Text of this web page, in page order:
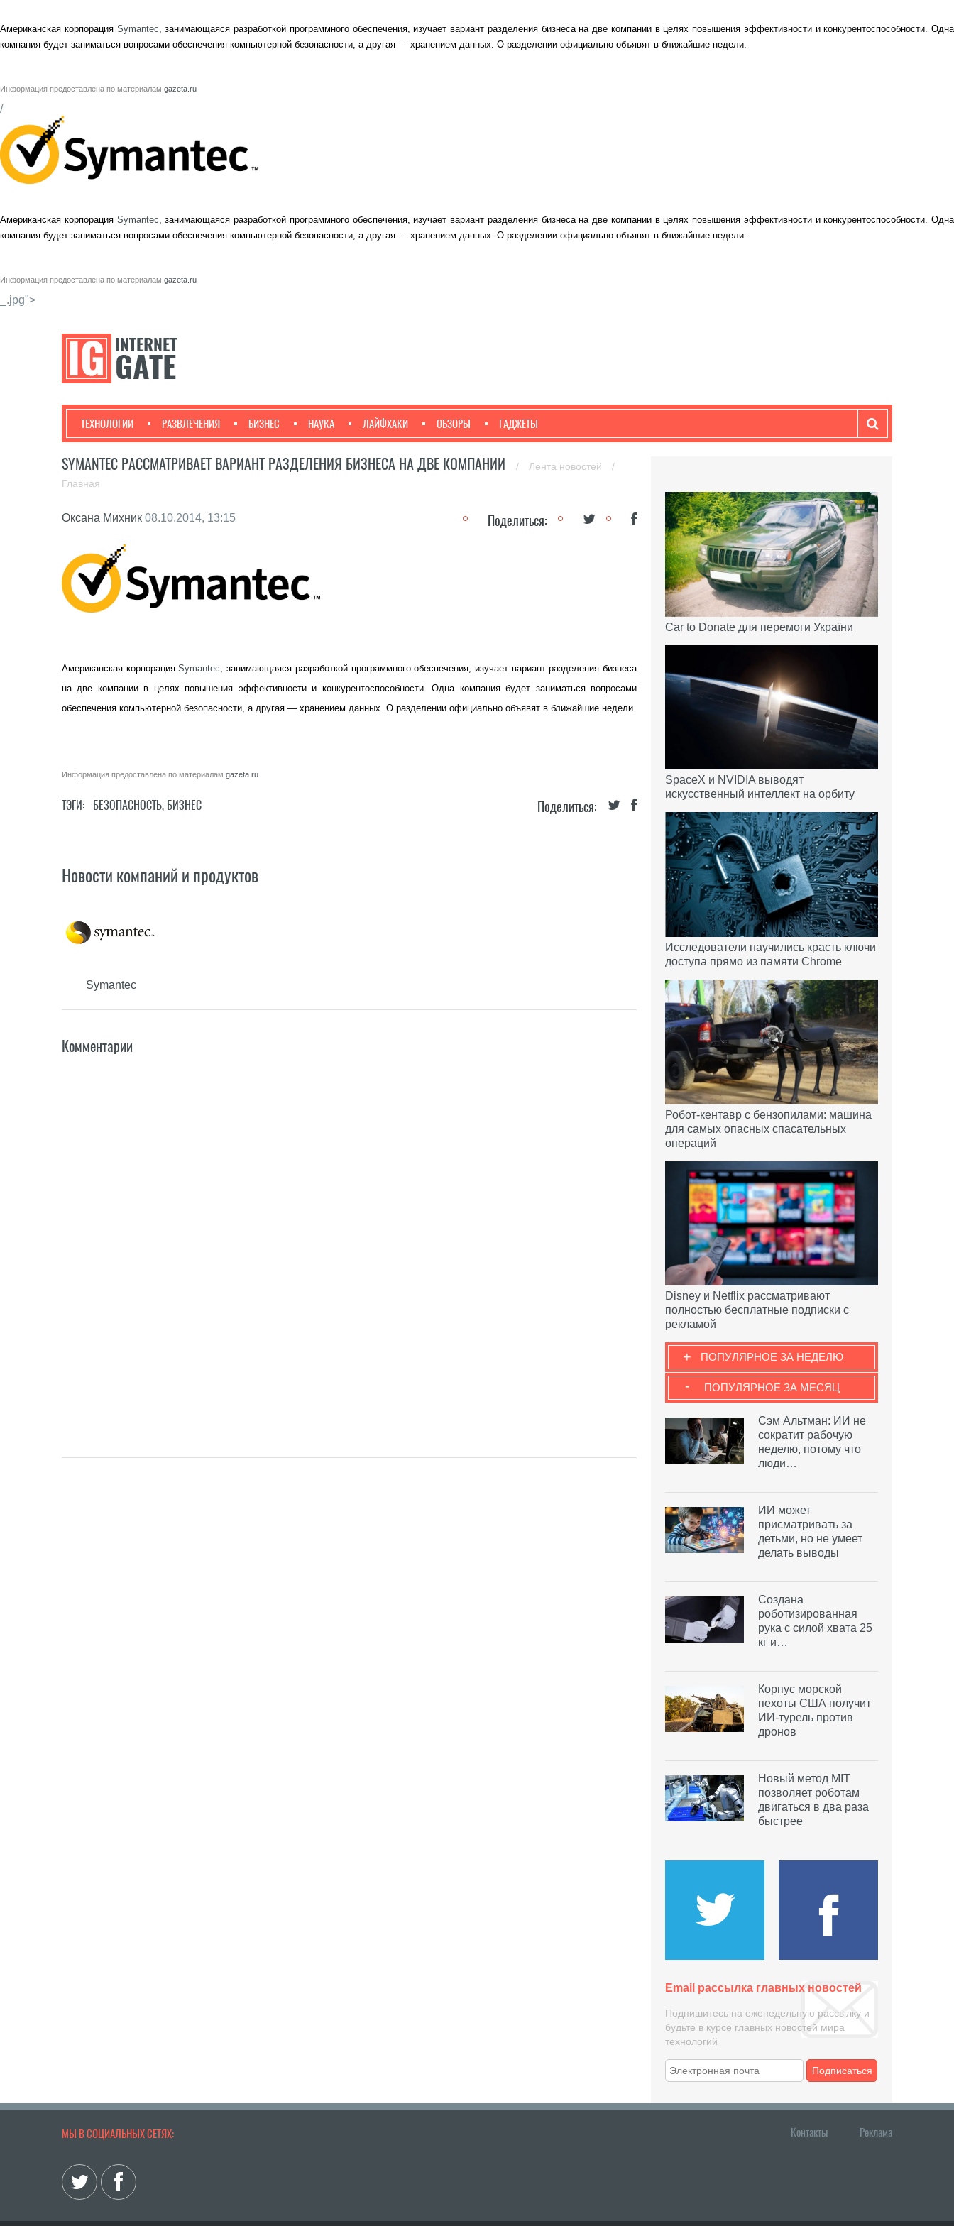
Американская корпорация Symantec, занимающаяся разработкой программного обеспечения, изучает вариант разделения бизнеса на две компании в целях повышения эффективности и конкурентоспособности. Одна
компания будет заниматься вопросами обеспечения компьютерной безопасности, а другая — хранением данных. О разделении официально объявят в ближайшие недели.
Информация предоставлена по материалам gazeta.ru
/
Американская корпорация Symantec, занимающаяся разработкой программного обеспечения, изучает вариант разделения бизнеса на две компании в целях повышения эффективности и конкурентоспособности. Одна
компания будет заниматься вопросами обеспечения компьютерной безопасности, а другая — хранением данных. О разделении официально объявят в ближайшие недели.
Информация предоставлена по материалам gazeta.ru
_.jpg">
ТЕХНОЛОГИИ РАЗВЛЕЧЕНИЯ БИЗНЕС НАУКА ЛАЙФХАКИ ОБЗОРЫ ГАДЖЕТЫ
SYMANTEC РАССМАТРИВАЕТ ВАРИАНТ РАЗДЕЛЕНИЯ БИЗНЕСА НА ДВЕ КОМПАНИИ / Лента новостей
/
Главная
Оксана Михник 08.10.2014, 13:15 Поделиться:
Американская корпорацияSymantec, занимающаяся разработкой программного обеспечения, изучает вариант разделения бизнеса
на две компании в целях повышения эффективности и конкурентоспособности.Одна компания будет заниматься вопросами
обеспечения компьютерной безопасности, а другая — хранением данных. О разделении официально объявят в ближайшие недели.
Информация предоставлена по материалам gazeta.ru
Поделиться:
ТЭГИ: БЕЗОПАСНОСТЬ, БИЗНЕС
Новости компаний и продуктов
Symantec
Комментарии
Car to Donate для перемоги України
SpaceX и NVIDIA выводят
искусственный интеллект на орбиту
Исследователи научились красть ключи
доступа прямо из памяти Chrome
Робот-кентавр с бензопилами: машина
для самых опасных спасательных
операций
Disney и Netflix рассматривают
полностью бесплатные подписки с
рекламой
ПОПУЛЯРНОЕ ЗА НЕДЕЛЮ
+
ПОПУЛЯРНОЕ ЗА МЕСЯЦ
-
Сэм Альтман: ИИ не
сократит рабочую
неделю, потому что
люди…
ИИ может
присматривать за
детьми, но не умеет
делать выводы
Создана
роботизированная
рука с силой хвата 25
кг и…
Корпус морской
пехоты США получит
ИИ-турель против
дронов
Новый метод MIT
позволяет роботам
двигаться в два раза
быстрее
Email рассылка главных новостей
Подпишитесь на еженедельную рассылку и
будьте в курсе главных новостей мира
технологий
Подписаться
МЫ В СОЦИАЛЬНЫХ СЕТЯХ: Контакты Реклама